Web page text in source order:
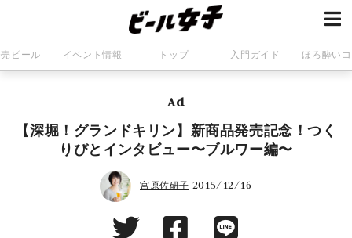
ビール イベント情報 トップ 入門ガイド ほろ酔い
Ad
【深堀！グランドキリン】新商品発売記念！つく
りびとインタビュー〜ブルワー編〜
宮原佐研子 2015/12/16